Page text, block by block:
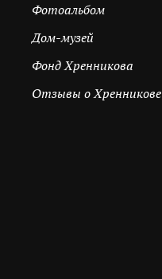
Фотоальбом
Дом-музей
Фонд Хренникова
Отзывы о Хренникове